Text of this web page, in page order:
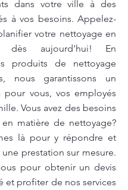
dans votre ville à des
à vos besoins. Appelez-
votre nettoyage en
dès aujourd'hui! En
produits de nettoyage
nous garantissons un
pour vous, vos employés
Vous avez des besoins
matière de nettoyage?
là pour y répondre et
prestation sur mesure.
pour obtenir un devis
et profiter de nos services